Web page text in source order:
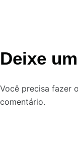
Deixe
Você precisa fazer o
comentário.